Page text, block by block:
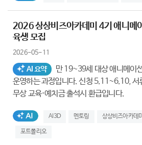
2026 상상비즈아카데미 4기 애니메
육생 모집
2026-05-11
AI 요약
만 19~39세 대상 애니메이
운영하는 과정입니다. 신청 5.11~6.10, 서류·면접 후 20명 선발,
무상 교육·예치금 출석시 환급입니다.
AI생성태그 AI3D 멘토링 상상비즈아카데미
포트폴리오